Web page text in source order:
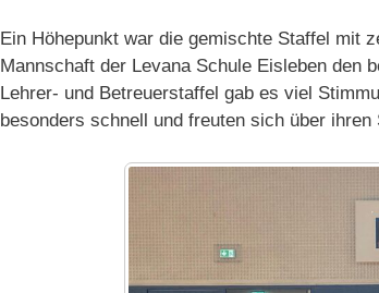
Ein Höhepunkt war die gemischte Staffel mit
Mannschaft der Levana Schule Eisleben den
Lehrer- und Betreuerstaffel gab es viel
besonders schnell und freuten sich über ihren